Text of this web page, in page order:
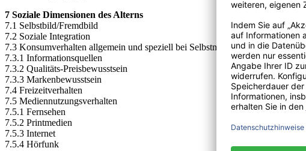
7 Soziale Dimensionen des Alterns
7.1 Selbstbild/Fremdbild
7.2 Soziale Integration
7.3 Konsumverhalten allgemein und speziell bei Selbstmedikation
7.3.1 Informationsquellen
7.3.2 Qualitäts-Preisbewusstsein
7.3.3 Markenbewusstsein
7.4 Freizeitverhalten
7.5 Mediennutzungsverhalten
7.5.1 Fernsehen
7.5.2 Printmedien
7.5.3 Internet
7.5.4 Hörfunk